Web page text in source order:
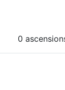
0